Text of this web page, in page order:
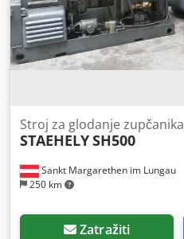
Sankt Margarethen im Lungau
250 km
Stroj za glodanje zupčanika
STAEHELYSH500
Zatražiti